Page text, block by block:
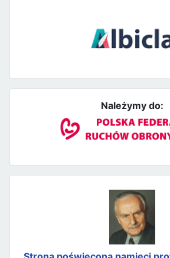
Należymy do: